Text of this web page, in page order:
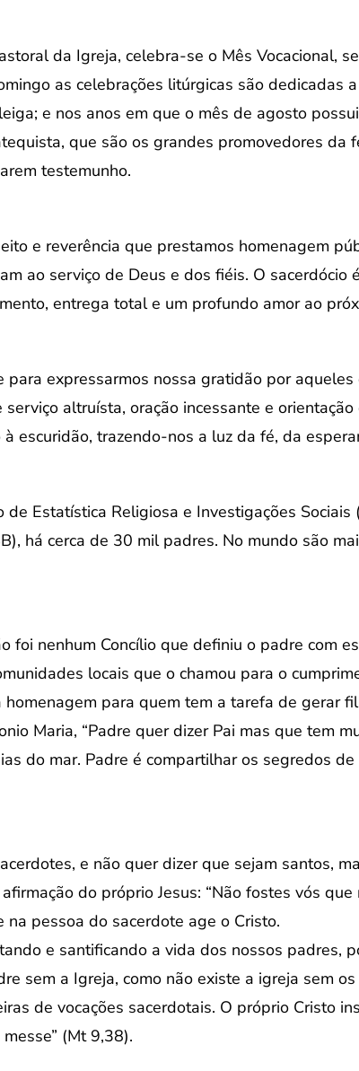
da Igreja, celebra-se o Mês Vocacional,
as celebrações litúrgicas são dedicadas
e nos anos em que o mês de agosto
que são os grandes promovedores da
testemunho.
e reverência que prestamos homenagem
ao serviço de Deus e dos fiéis. O sacerdócio
entrega total e um profundo amor ao
expressarmos nossa gratidão por aqueles
altruísta, oração incessante e
escuridão, trazendo-nos a luz da fé, da
Estatística Religiosa e Investigações Sociais
há cerca de 30 mil padres. No mundo são
foi nenhum Concílio que definiu o padre com
locais que o chamou para o
para quem tem a tarefa de gerar
Maria, “Padre quer dizer Pai mas que tem
do mar. Padre é compartilhar os segredos
e não quer dizer que sejam santos,
do próprio Jesus: “Não fostes vós
na pessoa do sacerdote age o Cristo.
e santificando a vida dos nossos padres,
sem a Igreja, como não existe a igreja sem
de vocações sacerdotais. O próprio Cristo
(Mt 9,38).